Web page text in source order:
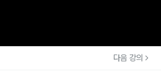
다음 강의